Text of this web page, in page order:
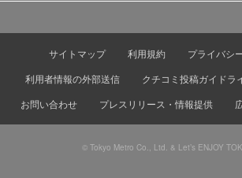
サイトマップ 利用規約
プライバシ
利用者情報の外部送信
クチコミ投稿ガイドラ
お問い合わせ
プレスリリース・情報提供
© Tokyo Metro Co., Ltd. & Let’s ENJOY